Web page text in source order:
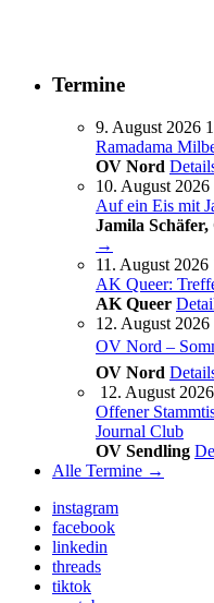
Termine
9. August 2026
Ramadama
OV Nord
10. August
Auf ein Eis mit
Jamila
→
11. August
AK Queer:
AK Queer
12. August
OV Nord –
OV Nord
12. August
Offener
Journal Club
OV Sendling
Alle Termine →
instagram
facebook
linkedin
threads
tiktok